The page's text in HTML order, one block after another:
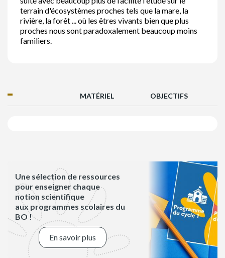
terrain d'écosystèmes proches tels que la mare, la
rivière, la forêt ... où les êtres vivants bien que plus
proches nous sont paradoxalement beaucoup moins
familiers.
MATÉRIEL OBJECTIFS
Une sélection de ressources
pour enseigner chaque
notion scientifique
aux programmes scolaires du
BO !
En savoir plus